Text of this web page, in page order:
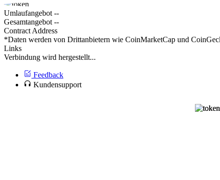
Umlaufangebot --
Gesamtangebot --
Contract Address
*Daten werden von Drittanbietern wie CoinMarketCap und
Links
Verbindung wird hergestellt...
Feedback
Kundensupport